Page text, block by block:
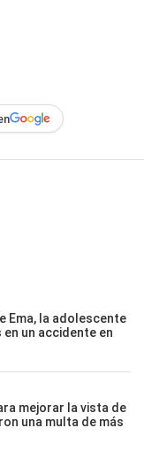
Ema, la adolescente
un accidente en
mejorar la vista de
una multa de más